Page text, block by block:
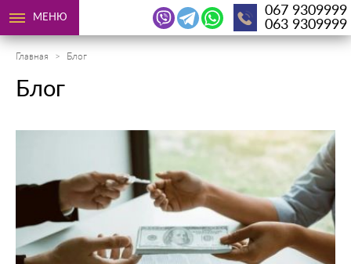
МЕНЮ
067 9309999
063 9309999
Главная Блог
Блог